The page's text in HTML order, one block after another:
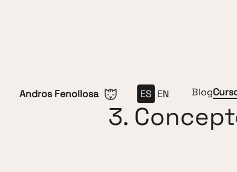
Saltar al contenido
Andros Fenollosa ES EN Blog
3.